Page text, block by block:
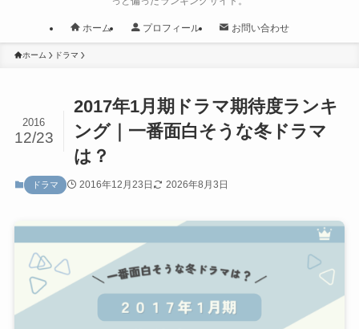
ホーム プロフィール お問い合わせ
ホーム ドラマ
2017年1月期ドラマ期待度ランキ
ング｜一番面白そうな冬ドラマ
は？
2016
12/23
ドラマ 2016年12月23日 2026年8月3日